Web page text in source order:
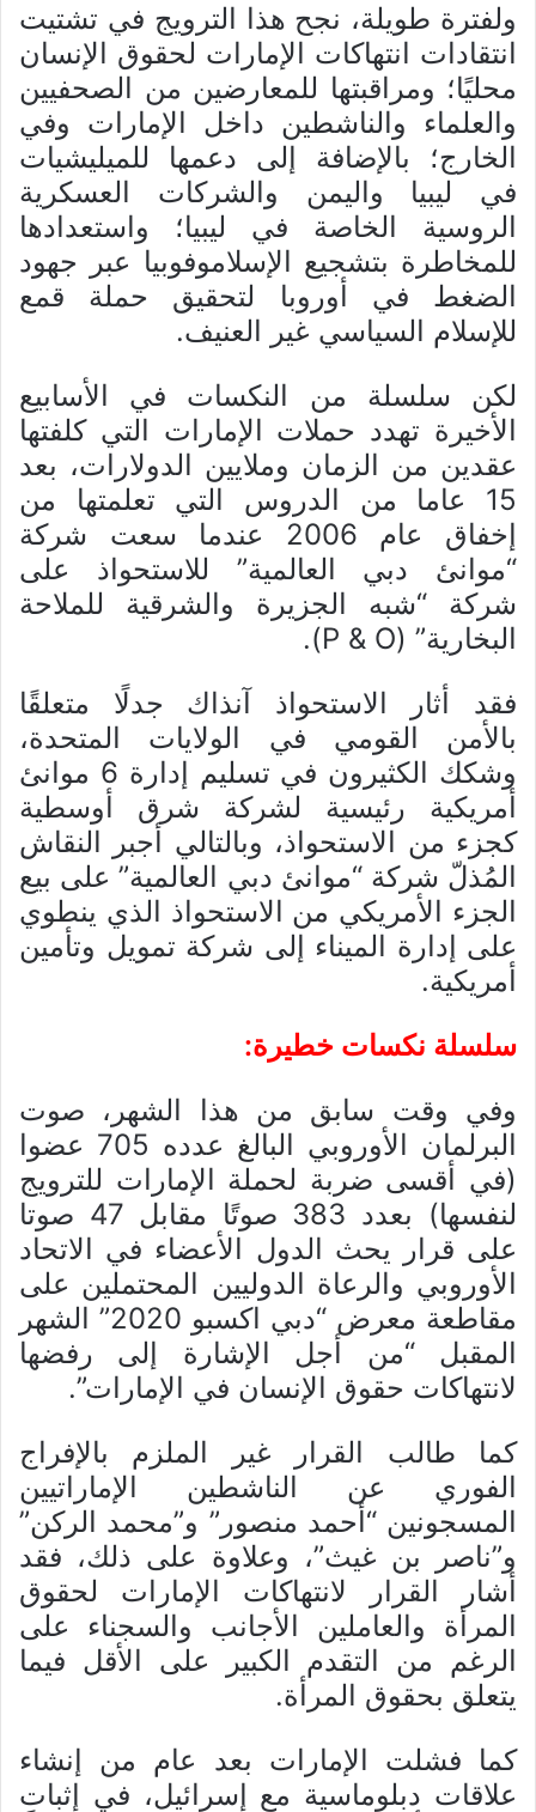
ولفترة طويلة، نجح هذا الترويج في تشتيت
انتقادات انتهاكات الإمارات لحقوق الإنسان
محليًا؛ ومراقبتها للمعارضين من الصحفيين
والعلماء والناشطين داخل الإمارات وفي
الخارج؛ بالإضافة إلى دعمها للميليشيات
في ليبيا واليمن والشركات العسكرية
الروسية الخاصة في ليبيا؛ واستعدادها
للمخاطرة بتشجيع الإسلاموفوبيا عبر جهود
الضغط في أوروبا لتحقيق حملة قمع
للإسلام السياسي غير العنيف.
لكن سلسلة من النكسات في الأسابيع
الأخيرة تهدد حملات الإمارات التي كلفتها
عقدين من الزمان وملايين الدولارات، بعد
15 عاما من الدروس التي تعلمتها من
إخفاق عام 2006 عندما سعت شركة
“موانئ دبي العالمية” للاستحواذ على
شركة “شبه الجزيرة والشرقية للملاحة
البخارية” (P & O).
فقد أثار الاستحواذ آنذاك جدلًا متعلقًا
بالأمن القومي في الولايات المتحدة،
وشكك الكثيرون في تسليم إدارة 6 موانئ
أمريكية رئيسية لشركة شرق أوسطية
كجزء من الاستحواذ، وبالتالي أجبر النقاش
المُذلّ شركة “موانئ دبي العالمية” على بيع
الجزء الأمريكي من الاستحواذ الذي ينطوي
على إدارة الميناء إلى شركة تمويل وتأمين
أمريكية.
سلسلة نكسات خطيرة:
وفي وقت سابق من هذا الشهر، صوت
البرلمان الأوروبي البالغ عدده 705 عضوا
(في أقسى ضربة لحملة الإمارات للترويج
لنفسها) بعدد 383 صوتًا مقابل 47 صوتا
على قرار يحث الدول الأعضاء في الاتحاد
الأوروبي والرعاة الدوليين المحتملين على
مقاطعة معرض “دبي اكسبو 2020” الشهر
المقبل “من أجل الإشارة إلى رفضها
لانتهاكات حقوق الإنسان في الإمارات”.
كما طالب القرار غير الملزم بالإفراج
الفوري عن الناشطين الإماراتيين
المسجونين “أحمد منصور” و”محمد الركن”
و”ناصر بن غيث”، وعلاوة على ذلك، فقد
أشار القرار لانتهاكات الإمارات لحقوق
المرأة والعاملين الأجانب والسجناء على
الرغم من التقدم الكبير على الأقل فيما
يتعلق بحقوق المرأة.
كما فشلت الإمارات بعد عام من إنشاء
علاقات دبلوماسية مع إسرائيل، في إثبات